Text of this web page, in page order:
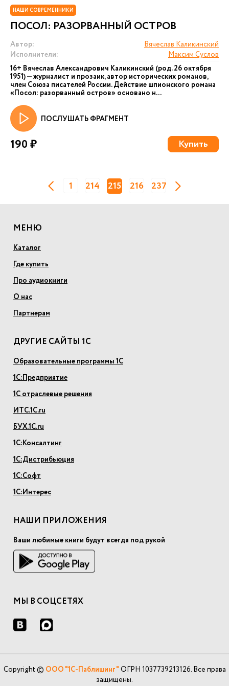
НАШИ СОВРЕМЕННИКИ
ПОСОЛ: РАЗОРВАННЫЙ ОСТРОВ
Автор:
Вячеслав Каликинский
Исполнители:
Максим Суслов
16+ Вячеслав Александрович Каликинский (род. 26 октября
1951) — журналист и прозаик, автор исторических романов,
член Союза писателей России. Действие шпионского романа
«Посол: разорванный остров» основано н...
ПОСЛУШАТЬ ФРАГМЕНТ
190 ₽ Купить
1 214 215 216 237
МЕНЮ
Каталог
Где купить
Про аудиокниги
О нас
Партнерам
ДРУГИЕ САЙТЫ 1С
Образовательные программы 1С
1С:Предприятие
1С отраслевые решения
ИТС.1С.ru
БУХ.1С.ru
1С:Консалтинг
1С:Дистрибьюция
1С:Софт
1С:Интерес
НАШИ ПРИЛОЖЕНИЯ
Ваши любимые книги будут всегда под рукой
МЫ В СОЦСЕТЯХ
Copyright © ООО "1С-Паблишинг" ОГРН 1037739213126. Все права
защищены.